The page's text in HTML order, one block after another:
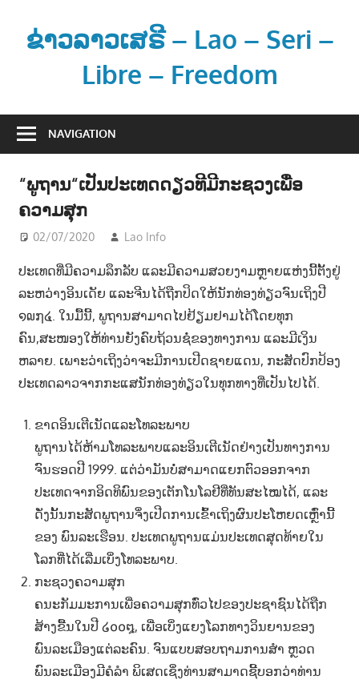
contentຂ່າວລາວເສຣີ – Lao – Seri –
Libre – Freedom
າ
ະ
ຂໍ້
ນ
ຂ່
າ
ວ
ສ
າ
NAVIGATION
“ພູຖານ“ເປັນປະເທດດຽວທີມີກະຊວງເພື່ອ
ຄວາມສຸກ
02/07/2020 Lao Info
ປະເທດທີ່ມີຄວາມລຶກລັບ ແລະມີຄວາມສວຍງາມຫຼາຍແຫ່ງນີ້ຕັ້ງຢູ່
ລະຫວ່າງອິນເດັຍ ແລະຈີນໄດ້ຖືກປິດໃຫ້ນັກທ່ອງທ່ຽວຈົນເຖິງປີ
໑໙໗໔. ໃນມື້ນີ້, ພູຖານສາມາດໄປຢ້ຽມຢາມໄດ້ໂດຍທຸກ
ຄົນ,ສະໜອງໃຫ້ທ່ານຍັງຄົບຖ້ວນຊໍ່ຂອງທາງການ ແລະມີເງິນ
ຫລາຍ. ເພາະວ່າເຖິງວ່າຈະມີການເປີດຊາຍແດນ, ກະສັດປົກປ້ອງ
ປະເທດລາວຈາກກະແສນັກທ່ອງທ່ຽວໃນທຸກທາງທີ່ເປັນໄປໄດ້.
ຂາດອິນເຕີເນັດແລະໂທລະພາບ
ພູຖານໄດ້ຫ້າມໂທລະພາບແລະອິນເຕີເນັດຢ່າງເປັນທາງການ
ຈົນຮອດປີ 1999. ແຕ່ວ່າມັນບໍ່ສາມາດແຍກຕົວອອກຈາກ
ປະເທດຈາກອິດທິພົນຂອງເຕັກໂນໂລຢີທີ່ທັນສະໄໝໄດ້, ແລະ
ດັ່ງນັ້ນກະສັດພູຖານຈຶ່ງເປີດການເຂົ້າເຖິງຜົນປະໂຫຍດເຫຼົ່ານີ້
ຂອງ ພົນລະເຮືອນ. ປະເທດພູຖານແມ່ນປະເທດສຸດທ້າຍໃນ
ໂລກທີ່ໄດ້ເລີ່ມເບິ່ງໂທລະພາບ.
ກະຊວງຄວາມສຸກ
ຄນະກັມມະການເພື່ອຄວາມສຸກທົ່ວໄປຂອງປະຊາຊົນໄດ້ຖືກ
ສ້າງຂື້ນໃນປີ ໒໐໐໘, ເພື່ອເບິ່ງແຍງໂລກທາງວິນຍານຂອງ
ພົນລະເມືອງແຕ່ລະຄົນ. ຈົນແບບສອບຖາມການສຳ ຫຼວດ
ພົນລະເມືອງມີຄໍລຳ ພິເສດເຊິ່ງທ່ານສາມາດຊີ້ບອກວ່າທ່ານ